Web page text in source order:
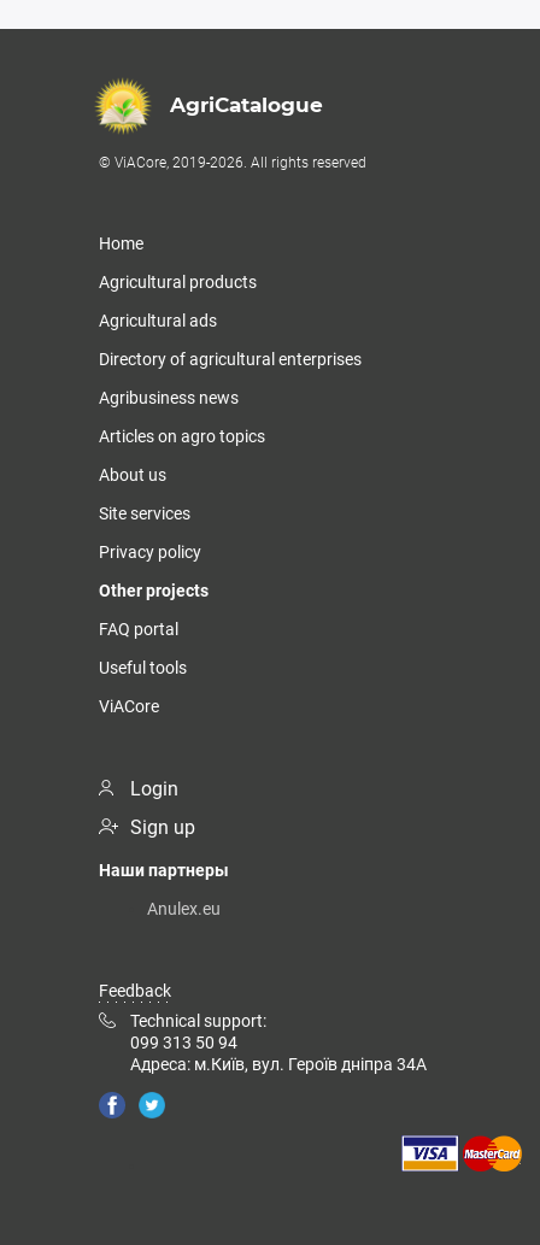
AgriCatalogue
© ViACore, 2019-2026. All rights reserved
Home
Agricultural products
Agricultural ads
Directory of agricultural enterprises
Agribusiness news
Articles on agro topics
About us
Site services
Privacy policy
Other projects
FAQ portal
Useful tools
ViACore
Login
Sign up
Наши партнеры
Anulex.eu
Feedback
Technical support:
099 313 50 94
Адреса: м.Київ, вул. Героїв дніпра 34А